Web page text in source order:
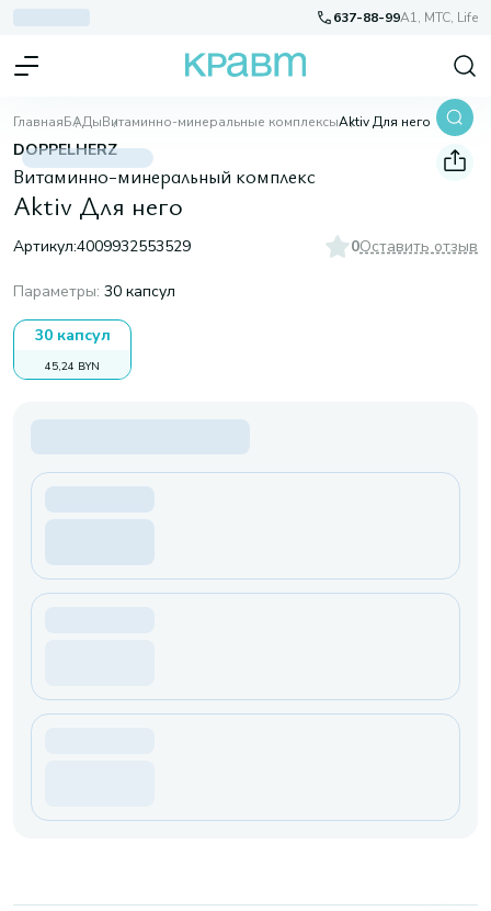
637-88-99A1, МТС, Life
ГлавнаяБАДыВитаминно-минеральные комплексыAktiv Для него
DOPPELHERZ
Витаминно-минеральный комплекс
Aktiv Для него
Артикул:4009932553529 0Оставить отзыв
Параметры: 30 капсул
30 капсул
45,24 BYN